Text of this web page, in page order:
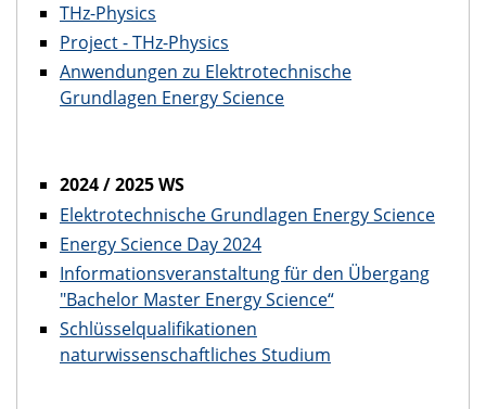
THz-Physics
Project - THz-Physics
Anwendungen zu Elektrotechnische
Grundlagen Energy Science
2024 / 2025 WS
Elektrotechnische Grundlagen Energy Science
Energy Science Day 2024
Informationsveranstaltung für den Übergang
"Bachelor Master Energy Science“
Schlüsselqualifikationen
naturwissenschaftliches Studium